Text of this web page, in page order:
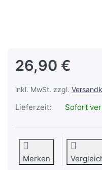
26,90 €
inkl. MwSt. zzgl.
Lieferzeit: Sofort
Merken